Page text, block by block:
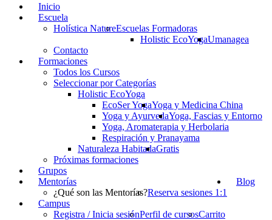
Inicio
Escuela
Holística NatureEscuelas Formadoras
Holistic EcoYogaUmanagea
Contacto
Formaciones
Todos los Cursos
Seleccionar por Categorías
Holistic EcoYoga
EcoSer YogaYoga y Medicina China
Yoga y AyurvedaYoga, Fascias y Entorno
Yoga, Aromaterapia y Herbolaria
Respiración y Pranayama
Naturaleza HabitadaGratis
Próximas formaciones
Grupos
Mentorías
¿Qué son las Mentorías?Reserva sesiones 1:1
Blog
Campus
Registra / Inicia sesiónPerfil de cursosCarrito